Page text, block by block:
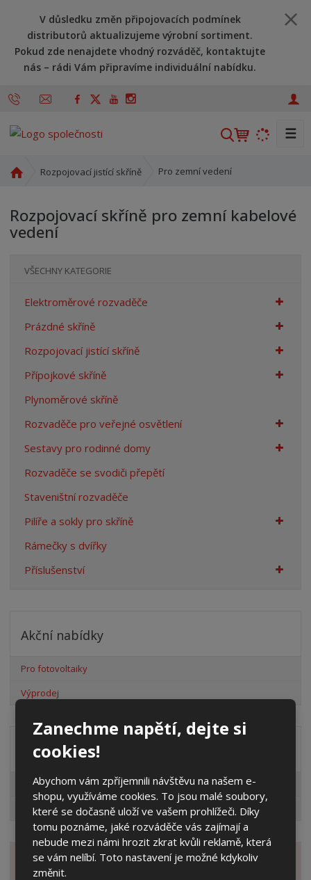
Zanechme napětí, dejte si
cookies!
Abychom vám zpříjemnili návštěvu na našem e-
shopu, využíváme cookies. To jsou malé soubory,
které se dočasně uloží ve vašem prohlížeči. Díky
tomu poznáme, jaké rozváděče vás zajímají a
nebude mezi námi hrozit zkrat kvůli reklamě, která
se vám nelíbí. Toto nastavení je možné kdykoliv
změnit.
V důsledku změn připojovacích podmínek
distributorů aktualizujeme výrobní sortiment.
Pokud zde nenajdete vhodný rozváděč, kontaktujte
nás – rádi Vám připravíme individuální nabídku.
V
d
☰
d
n
a
n
Rozpojovací jistící skříně Pro zemní vedení
Rozpojovací skříně pro zemní kabelové
vedení
VŠECHNY KATEGORIE
Elektroměrové rozvaděče
Prázdné skříně
Rozpojovací jistící skříně
Přípojkové skříně
Plynoměrové skříně
Rozvaděče pro veřejné osvětlení
Sestavy pro rodinné domy
Rozvaděče se svodiči přepětí
Staveništní rozvaděče
Pilíře a sokly pro skříně
Rámečky s dvířky
Příslušenství
Akční nabídky
Pro fotovoltaiky
Výprodej
Distribuční společnost
EG.D
ČEZ
Novinky